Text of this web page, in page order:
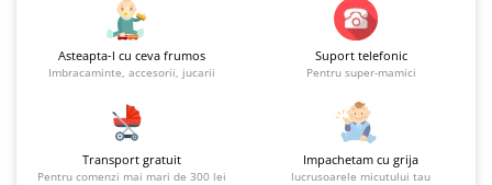
Asteapta-l cu ceva frumos
Imbracaminte, accesorii, jucarii
Suport telefonic
Pentru super-mamici
Transport gratuit
Pentru comenzi mai mari de 300 lei
Impachetam cu grija
lucrusoarele micutului tau